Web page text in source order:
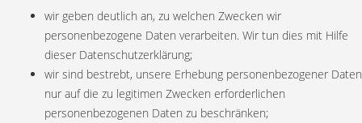
wir geben deutlich an, zu welchen Zwecken wir
personenbezogene Daten verarbeiten. Wir tun dies mit Hilfe
dieser Datenschutzerklärung;
wir sind bestrebt, unsere Erhebung personenbezogener Daten
nur auf die zu legitimen Zwecken erforderlichen
personenbezogenen Daten zu beschränken;